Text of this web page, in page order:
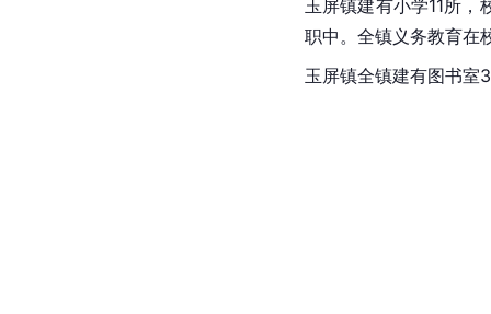
玉屏镇建有小学11所
职中。全镇义务教育在
玉屏镇全镇建有图书室